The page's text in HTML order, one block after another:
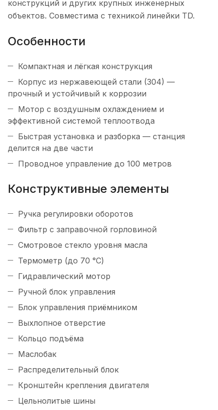
конструкций и других крупных инженерных
объектов. Совместима с техникой линейки TD.
Особенности
Компактная и лёгкая конструкция
Корпус из нержавеющей стали (304) —
прочный и устойчивый к коррозии
Мотор с воздушным охлаждением и
эффективной системой теплоотвода
Быстрая установка и разборка — станция
делится на две части
Проводное управление до 100 метров
Конструктивные элементы
Ручка регулировки оборотов
Фильтр с заправочной горловиной
Смотровое стекло уровня масла
Термометр (до 70 °C)
Гидравлический мотор
Ручной блок управления
Блок управления приёмником
Выхлопное отверстие
Кольцо подъёма
Маслобак
Распределительный блок
Кронштейн крепления двигателя
Цельнолитые шины